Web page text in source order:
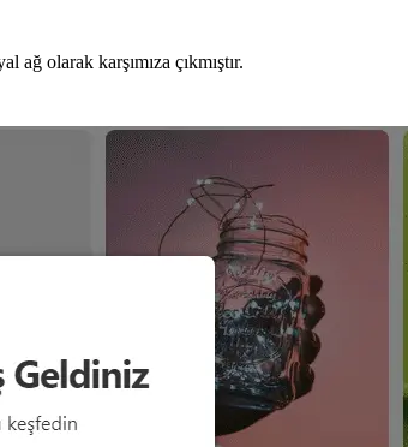
olarak karşımıza çıkmıştır.